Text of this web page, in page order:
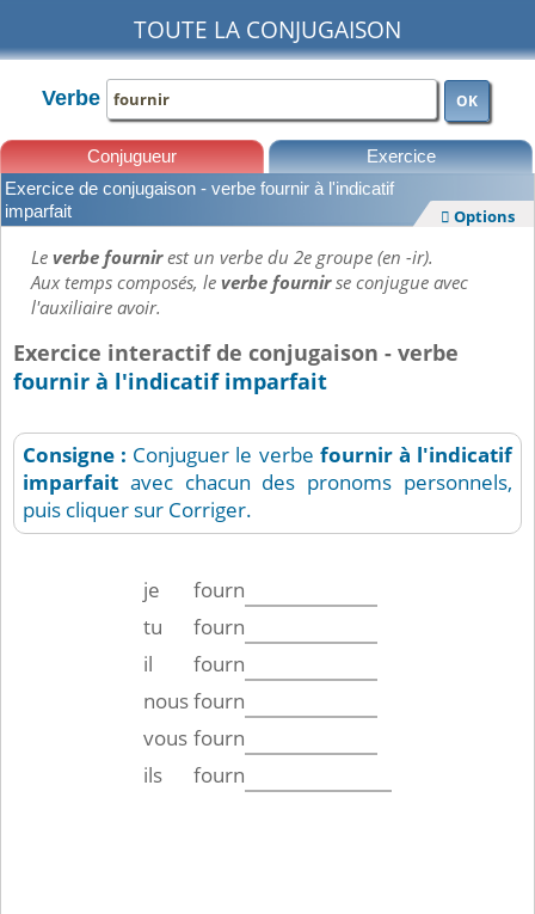
TOUTE LA CONJUGAISON
Verbe OK
Conjugueur Exercice
Leçons
Exercice de conjugaison - verbe fournir à l'indicatif
imparfait
 Options
Leverbe fournirest un verbe du 2e groupe (en -ir).
Aux temps composés, leverbe fournirse conjugue avec
l'auxiliaire avoir.
Exercice interactif de conjugaison - verbe
fournir à l'indicatif imparfait
Consigne : Conjuguer le verbe fournir à l'indicatif
imparfait avec chacun des pronoms personnels,
puis cliquer sur Corriger.
je
fourn
tu
fourn
il
fourn
nousfourn
vous fourn
ils
fourn